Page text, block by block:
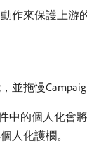
作來保護上游
並拖慢
中的個人化會
人化護欄。